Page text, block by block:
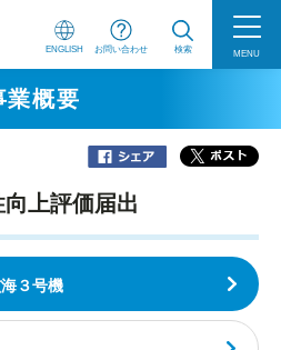
ENGLISH お問い合わせ 検索 MENU
業概要
上評価届出
３号機